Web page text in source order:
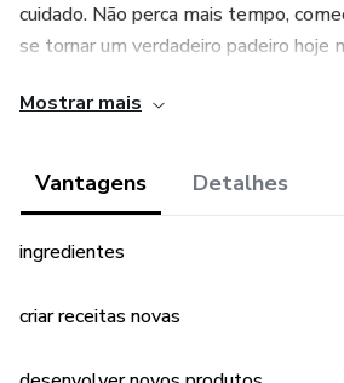
cuidado. Não perca mais tempo,
se tornar um verdadeiro padeiro hoje
Mostrar mais
Vantagens Detalhes
ingredientes
criar receitas novas